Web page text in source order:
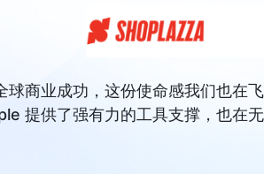
商业成功，这份使命感我们也在飞
提供了强有力的工具支撑，也在无